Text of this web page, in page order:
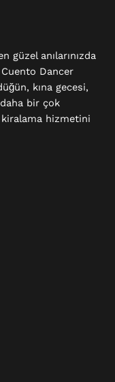
güzel anılarınızda
Cuento Dancer
kına gecesi,
bir çok
hizmetini